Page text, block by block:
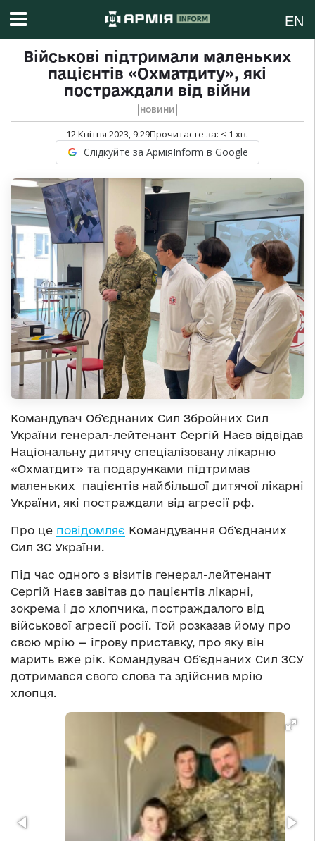
EN
Військові підтримали маленьких
пацієнтів «Охматдиту», які
постраждали від війни
НОВИНИ
12 Квітня 2023, 9:29Прочитаєте за: < 1 хв.
Слідкуйте за АрміяInform в Google
Командувач Об’єднаних Сил Збройних Сил
України генерал-лейтенант Сергій Наєв відвідав
Національну дитячу спеціалізовану лікарню
«Охматдит» та подарунками підтримав
маленьких пацієнтів найбільшої дитячої лікарні
України, які постраждали від агресії рф.
Про це повідомляє Командування Об’єднаних
Сил ЗС України.
Під час одного з візитів генерал-лейтенант
Сергій Наєв завітав до пацієнтів лікарні,
зокрема і до хлопчика, постраждалого від
військової агресії росії. Той розказав йому про
свою мрію — ігрову приставку, про яку він
марить вже рік. Командувач Об’єднаних Сил ЗСУ
дотримався свого слова та здійснив мрію
хлопця.